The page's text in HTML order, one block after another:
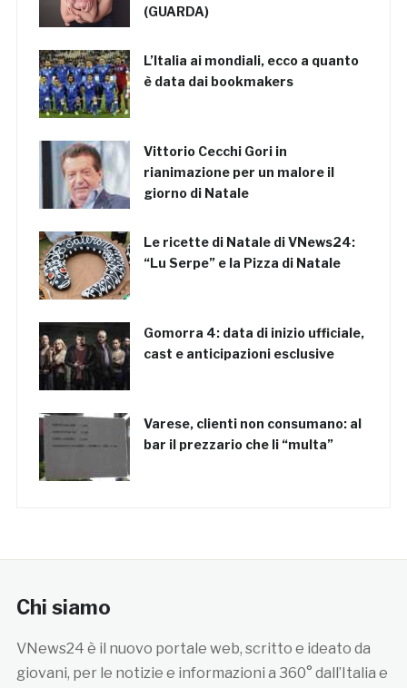
(GUARDA)
L’Italia ai mondiali, ecco a quanto
è data dai bookmakers
Vittorio Cecchi Gori in
rianimazione per un malore il
giorno di Natale
Le ricette di Natale di VNews24:
“Lu Serpe” e la Pizza di Natale
Gomorra 4: data di inizio ufficiale,
cast e anticipazioni esclusive
Varese, clienti non consumano: al
bar il prezzario che li “multa”
Chi siamo
VNews24 è il nuovo portale web, scritto e ideato da
giovani, per le notizie e informazioni a 360° dall’Italia e